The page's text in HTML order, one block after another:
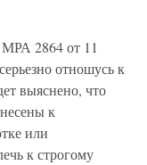
2864 от 11
отношусь к
выяснено, что
к
или
к строгому